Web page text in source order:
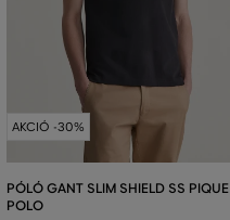
AKCIÓ -30%
PÓLÓ GANT SLIM SHIELD SS PIQUE
POLO